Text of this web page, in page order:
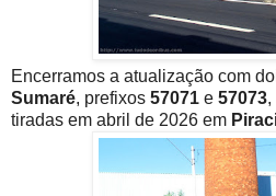
Encerramos a atualização com
Sumaré, prefixos 57071 e 57073,
tiradas em abril de 2026 em